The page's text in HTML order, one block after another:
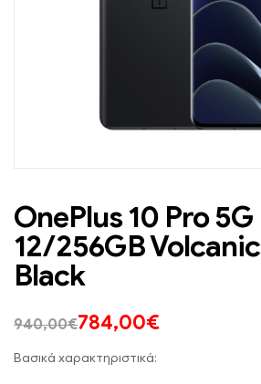
OnePlus 10 Pro 5G
12/256GB Volcanic
Black
940,00€784,00€
Βασικά χαρακτηριστικά: